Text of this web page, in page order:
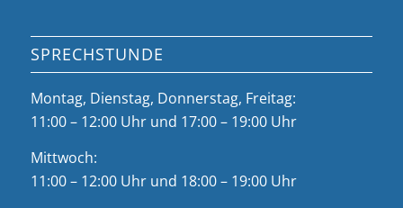
SPRECHSTUNDE
Montag, Dienstag, Donnerstag, Freitag:
11:00 – 12:00 Uhr und 17:00 – 19:00 Uhr
Mittwoch:
11:00 – 12:00 Uhr und 18:00 – 19:00 Uhr